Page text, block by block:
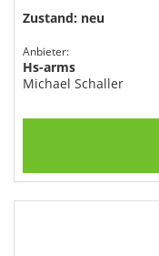
Zustand: neu
Anbieter:
Hs-arms
Michael Schaller